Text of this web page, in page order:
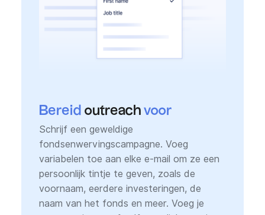
Bereid outreach voor
Schrijf een geweldige
fondsenwervingscampagne. Voeg
variabelen toe aan elke e-mail om ze een
persoonlijk tintje te geven, zoals de
voornaam, eerdere investeringen, de
naam van het fonds en meer. Voeg je